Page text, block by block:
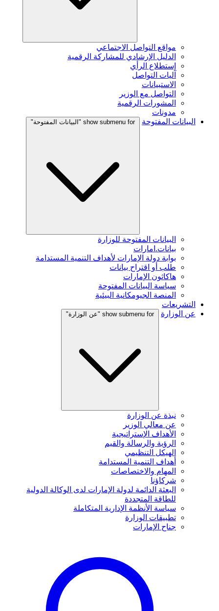
مواقع التواصل الاجتماعي
الدليل الإرشادي للمشاركة الرقمية
إستطلاع الرأي
آليات التواصل
الاستبيانات
التواصل مع الوزير
المشورات الرقمية
مدونات
البيانات المفتوحة
show submenu for "البيانات المفتوحة"
البيانات المفتوحة للوزارة
بيانات.امارات
بوابة دولة الإمارات لأهداف التنمية المستدامة
طلب أو اقتراح بيانات
هاكاثون الإمارات
سياسة البيانات المفتوحة
المنصة الجيومكانية البيئية
التشريعات
عن الوزارة
show submenu for "عن الوزارة"
نبذة عن الوزارة
عن معالي الوزير
الأهداف الإستراتيجية
الرؤية والرسالة والقيم
الهيكل التنظيمي
أهداف التنمية المستدامة
المهام والاختصاصات
شركاؤنا
البعثة الدائمة لدولة الإمارات لدى الوكالة الدولية
للطاقة المتجددة
سياسة الأنظمة الإدارية المتكاملة
تطبيقات الوزارة
جناح الإمارات